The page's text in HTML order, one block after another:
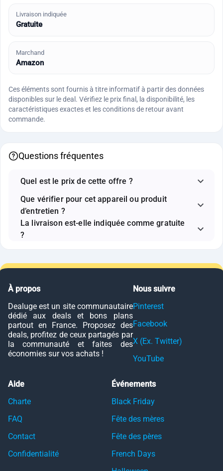
Livraison indiquée
Gratuite
Marchand
Amazon
Ces éléments sont fournis à titre informatif à partir des données
disponibles sur le deal. Vérifiez le prix final, la disponibilité, les
caractéristiques exactes et les conditions de retour avant
commande.
Questions fréquentes
Quel est le prix de cette offre ?
Que vérifier pour cet appareil ou produit
d’entretien ?
La livraison est-elle indiquée comme gratuite
?
À propos
Dealuge est un site communautaire
dédié aux deals et bons plans
partout en France. Proposez des
deals, profitez de ceux partagés par
la communauté et faites des
économies sur vos achats !
Nous suivre
Pinterest
Facebook
X (Ex. Twitter)
YouTube
Aide
Charte
FAQ
Contact
Confidentialité
Événements
Black Friday
Fête des mères
Fête des pères
French Days